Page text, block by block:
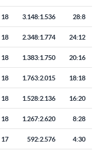
18 3.148:1.536 28:8
18 2.348:1.774 24:12
18 1.383:1.750 20:16
18 1.763:2.015 18:18
18 1.528:2.136 16:20
18 1.267:2.620 8:28
17 592:2.576 4:30